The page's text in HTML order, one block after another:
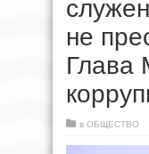
не
Глава
в ОБЩЕСТВО